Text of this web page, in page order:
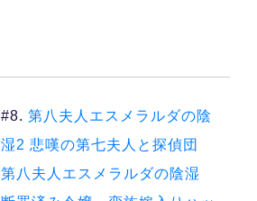
#8.第八夫人エスメラルダの陰
湿2 悲嘆の第七夫人と探偵団
第八夫人エスメラルダの陰湿